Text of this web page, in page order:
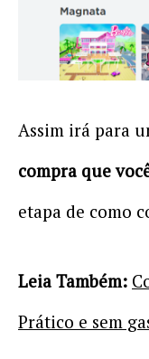
Assim irá para
compra que
etapa de como
Leia Também:
Prático e sem